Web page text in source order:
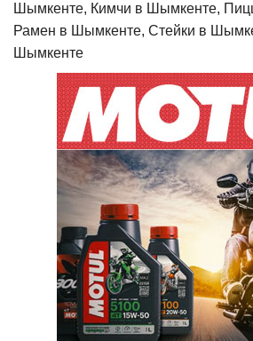
Шымкенте, Кимчи в Шымкенте,
Рамен в Шымкенте, Стейки в
Шымкенте